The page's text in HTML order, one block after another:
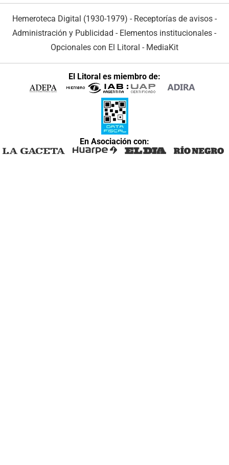
Hemeroteca Digital (1930-1979) - Receptorías de avisos -
Administración y Publicidad - Elementos institucionales -
Opcionales con El Litoral - MediaKit
El Litoral es miembro de:
En Asociación con: